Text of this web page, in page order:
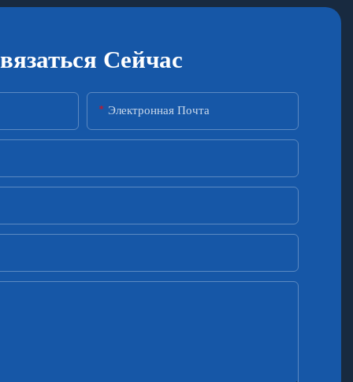
Сейчас
Электронная Почта